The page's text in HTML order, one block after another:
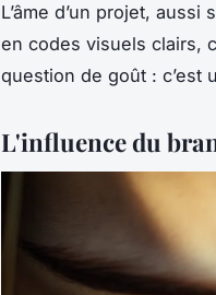
L’âme d’un projet,
en codes visuels clairs,
question de goût : c’est
L'influence du